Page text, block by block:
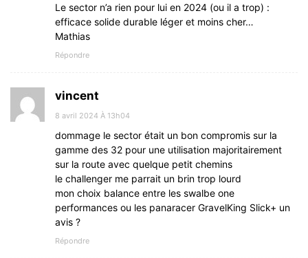
Le sector n’a rien pour lui en 2024 (ou il a trop) :
efficace solide durable léger et moins cher…
Mathias
Répondre
vincent
8 avril 2024 À 13h04
dommage le sector était un bon compromis sur la
gamme des 32 pour une utilisation majoritairement
sur la route avec quelque petit chemins
le challenger me parrait un brin trop lourd
mon choix balance entre les swalbe one
performances ou les panaracer GravelKing Slick+ un
avis ?
Répondre